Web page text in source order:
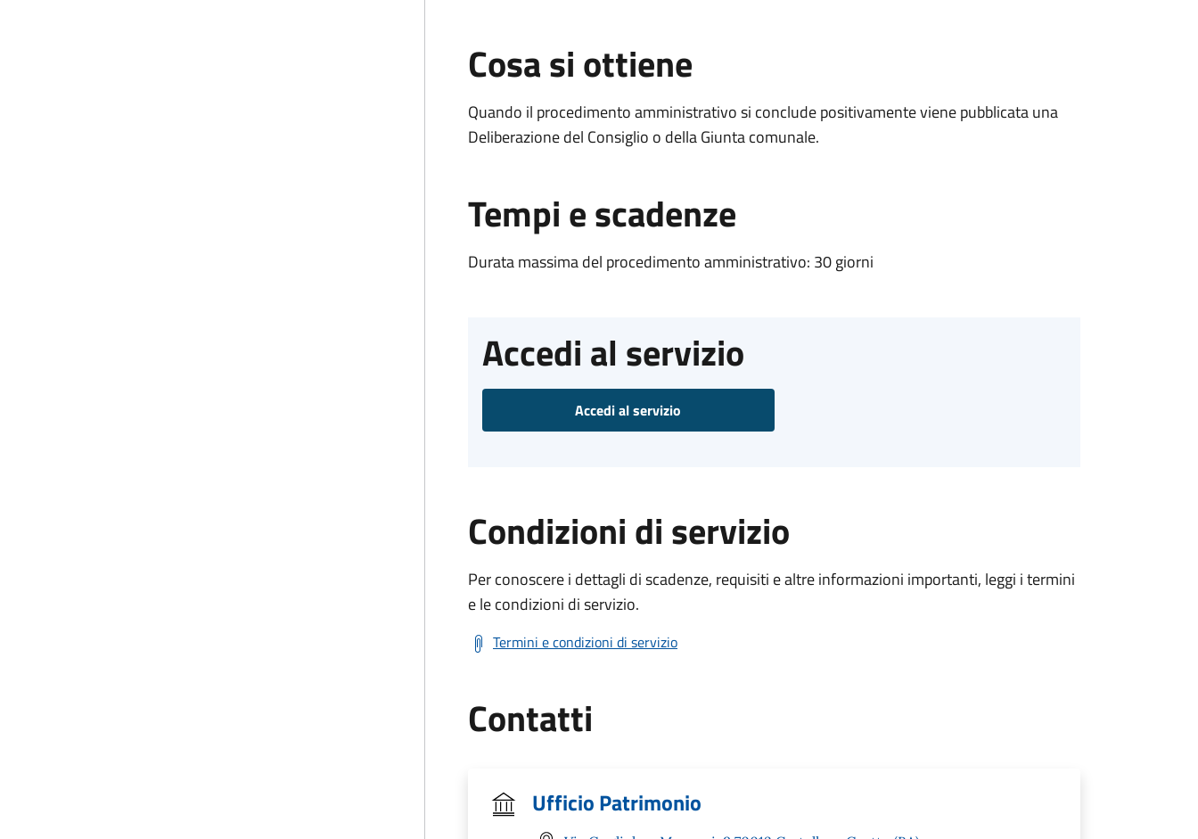
Cosa si ottiene
Quando il procedimento amministrativo si conclude positivamente viene pubblicata una
Deliberazione del Consiglio o della Giunta comunale.
Tempi e scadenze
Durata massima del procedimento amministrativo: 30 giorni
Accedi al servizio
Accedi al servizio
Condizioni di servizio
Per conoscere i dettagli di scadenze, requisiti e altre informazioni importanti, leggi i termini
e le condizioni di servizio.
Termini e condizioni di servizio
Contatti
Ufficio Patrimonio